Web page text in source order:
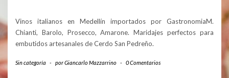
Vinos italianos en Medellín importados por GastronomiaM.
Chianti, Barolo, Prosecco, Amarone. Maridajes perfectos para
embutidos artesanales de Cerdo San Pedreño.
Sin categoría - porGiancarlo Mazzarrino - 0 Comentarios